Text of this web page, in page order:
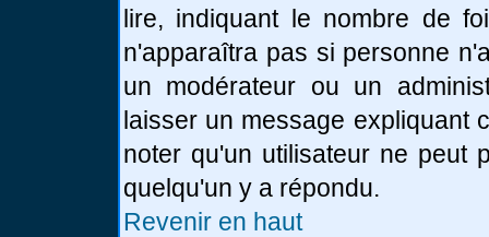
lire, indiquant le nombre de
n'apparaîtra pas si personne
un modérateur ou un
laisser un message expliquant
noter qu'un utilisateur ne peut
quelqu'un y a répondu.
Revenir en haut